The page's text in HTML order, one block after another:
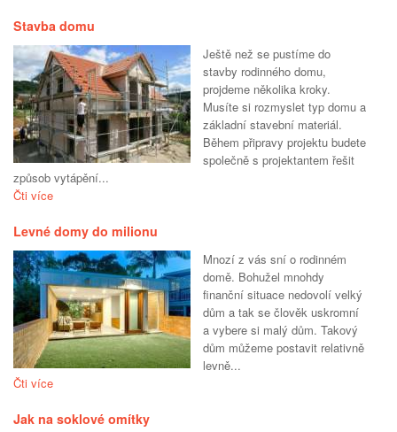
Stavba domu
Ještě než se pustíme do
stavby rodinného domu,
projdeme několika kroky.
Musíte si rozmyslet typ domu a
základní stavební materiál.
Během připravy projektu budete
společně s projektantem řešit
způsob vytápění...
Čti více
Levné domy do milionu
Mnozí z vás sní o rodinném
domě. Bohužel mnohdy
finanční situace nedovolí velký
dům a tak se člověk uskromní
a vybere si malý dům. Takový
dům můžeme postavit relativně
levně...
Čti více
Jak na soklové omítky